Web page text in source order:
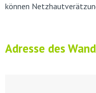
können
Adresse des